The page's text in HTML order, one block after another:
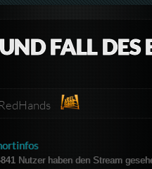
FALL DES
Nutzer haben den Stream